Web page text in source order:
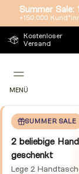
Direkt
zum
Inhalt
Summer Sale:
+150.000
Kostenloser
Versand
MENÜ
SUMMER SALE
2 beliebige
geschenkt
Lege 2